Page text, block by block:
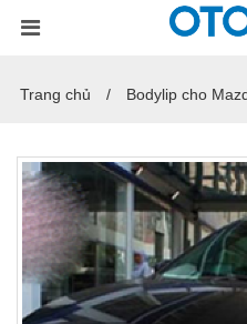
Trang chủ Bodylip cho